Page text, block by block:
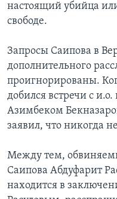
настоящий убийца
свободе.
Запросы Саипова в
дополнительного
проигнорированы.
добился встречи с
Азимбеком
заявил, что никогда
Между тем,
Саипова Абдуфарит
находится в